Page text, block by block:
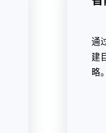
通
建
略